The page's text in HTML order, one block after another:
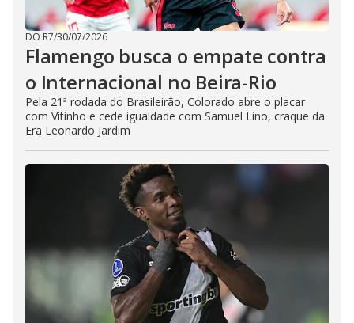
DO R7/30/07/2026
Flamengo busca o empate contra
o Internacional no Beira-Rio
Pela 21ª rodada do Brasileirão, Colorado abre o placar
com Vitinho e cede igualdade com Samuel Lino, craque da
Era Leonardo Jardim